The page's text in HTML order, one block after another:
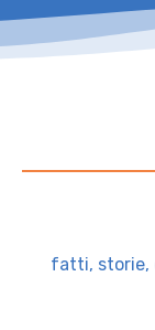
fatti, storie,